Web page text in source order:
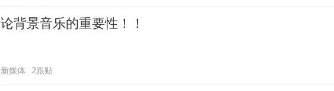
论背景音乐的重要性！！
新媒体 2跟贴